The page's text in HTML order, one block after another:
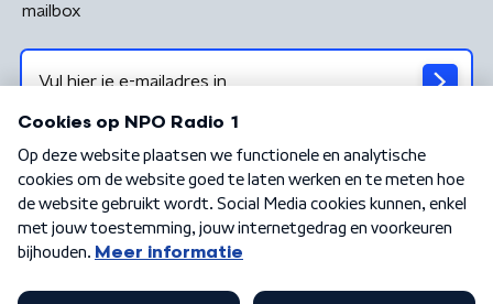
mailbox
Algemene voorwaarden